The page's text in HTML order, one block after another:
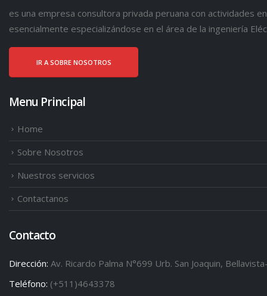
es una empresa consultora privada peruana con actividades
esencialmente especializándose en el área de la ingeniería
IR A SOBRE NOSOTROS
Menu Principal
Home
Sobre Nosotros
Nuestros servicios
Contactanos
Contacto
Dirección: Av. Ricardo Palma N°699 Urb. San Joaquin,
Teléfono: (+511)4643378